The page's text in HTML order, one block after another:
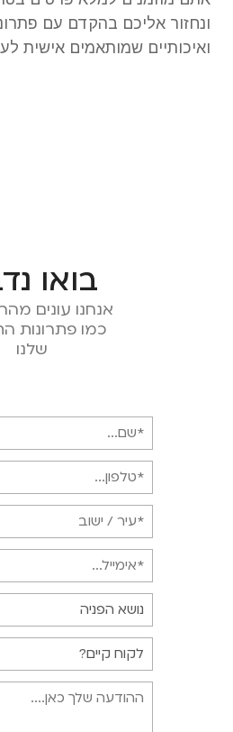
ונחזור אליכם בהקדם עם
ואיכותיים שמותאמים אישית
בואו
אנחנו עונים
כמו פתרונות
שלנו